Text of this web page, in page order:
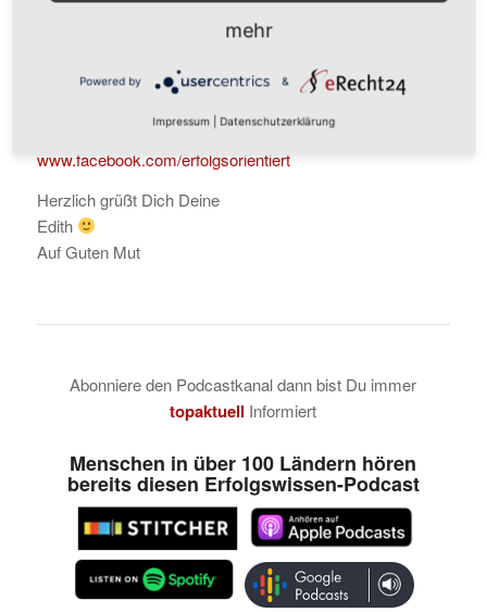
Edith Karl –
WirtschaftsMentalCoach
auf
www.facebook.com/erfolgsorientiert
Herzlich grüßt Dich Deine
Edith
Auf Guten Mut
Abonniere den Podcastkanal dann bist Du immer
topaktuell Informiert
Menschen in über 100 Ländern hören
bereits diesen Erfolgswissen-Podcast
mehr
Powered by &
Impressum Datenschutzerklärung